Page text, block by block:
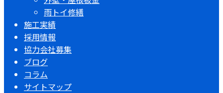
雨トイ修繕
施工実績
採用情報
協力会社募集
ブログ
コラム
サイトマップ